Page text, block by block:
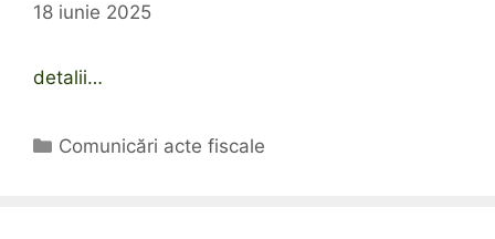
18 iunie 2025
detalii…
Categorii
Comunicări acte fiscale